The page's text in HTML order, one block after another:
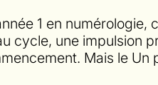
1 en numérologie,
cycle, une impulsion
Mais le Un